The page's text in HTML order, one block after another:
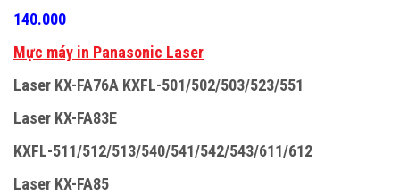
140.000
Mực máy in Panasonic Laser
Laser KX-FA76A KXFL-501/502/503/523/551
Laser KX-FA83E
KXFL-511/512/513/540/541/542/543/611/612
Laser KX-FA85